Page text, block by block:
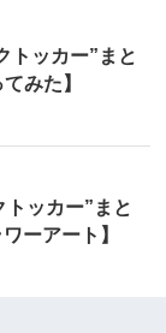
トッカー”まと
みた】
ッカー”まと
ーアート】